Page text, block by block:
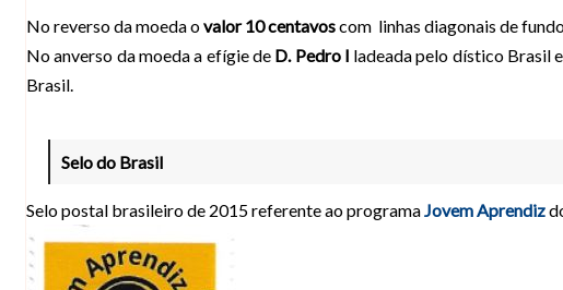
No reverso da moeda ovalor 10 centavoscom linhas diagonais de
No anverso da moeda a efígie de D. Pedro I ladeada pelo dístico Brasil
Brasil.
Selo do Brasil
Selo postal brasileiro de 2015 referente ao programa Jovem Aprendiz